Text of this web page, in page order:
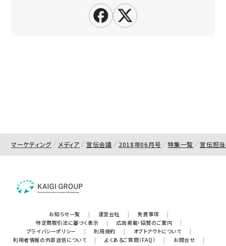
マーケティング メディア 宣伝会議 2018年06月号 特集一覧 宣伝担当
お知らせ一覧 | 運営会社 | 免責事項
|
特定商取引法に基づく表示
| 広告掲載・協賛のご案内
|
プライバシーポリシー
| 利用規約 | オプトアウトについて
|
利用者情報の外部送信について
| よくあるご質問（FAQ） | お問合せ
|